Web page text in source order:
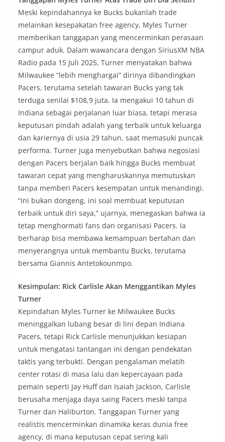
Meski kepindahannya ke Bucks bukanlah trade
melainkan kesepakatan free agency, Myles Turner
memberikan tanggapan yang mencerminkan perasaan
campur aduk. Dalam wawancara dengan SiriusXM NBA
Radio pada 15 Juli 2025, Turner menyatakan bahwa
Milwaukee “lebih menghargai” dirinya dibandingkan
Pacers, terutama setelah tawaran Bucks yang tak
terduga senilai $108,9 juta. Ia mengakui 10 tahun di
Indiana sebagai perjalanan luar biasa, tetapi merasa
keputusan pindah adalah yang terbaik untuk keluarga
dan kariernya di usia 29 tahun, saat memasuki puncak
performa. Turner juga menyebutkan bahwa negosiasi
dengan Pacers berjalan baik hingga Bucks membuat
tawaran cepat yang mengharuskannya memutuskan
tanpa memberi Pacers kesempatan untuk menandingi.
“Ini bukan dongeng, ini soal membuat keputusan
terbaik untuk diri saya,” ujarnya, menegaskan bahwa ia
tetap menghormati fans dan organisasi Pacers. Ia
berharap bisa membawa kemampuan bertahan dan
menyerangnya untuk membantu Bucks, terutama
bersama Giannis Antetokounmpo.
Kesimpulan: Rick Carlisle Akan Menggantikan Myles
Turner
Kepindahan Myles Turner ke Milwaukee Bucks
meninggalkan lubang besar di lini depan Indiana
Pacers, tetapi Rick Carlisle menunjukkan kesiapan
untuk mengatasi tantangan ini dengan pendekatan
taktis yang terbukti. Dengan pengalaman melatih
center rotasi di masa lalu dan kepercayaan pada
pemain seperti Jay Huff dan Isaiah Jackson, Carlisle
berusaha menjaga daya saing Pacers meski tanpa
Turner dan Haliburton. Tanggapan Turner yang
realistis mencerminkan dinamika keras dunia free
agency, di mana keputusan cepat sering kali